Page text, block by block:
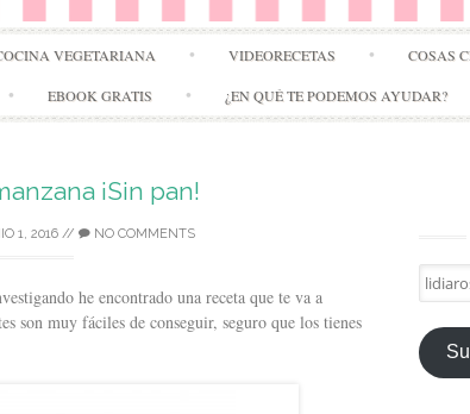
Skip
content
VEGETARIANA VIDEORECETAS COSAS
EBOOK GRATIS ¿EN QUÉ TE PODEMOS AYUDAR?
¡Sin pan!
1, 2016// NO COMMENTS
he encontrado una receta que te va a
son muy fáciles de conseguir, seguro que los tienes